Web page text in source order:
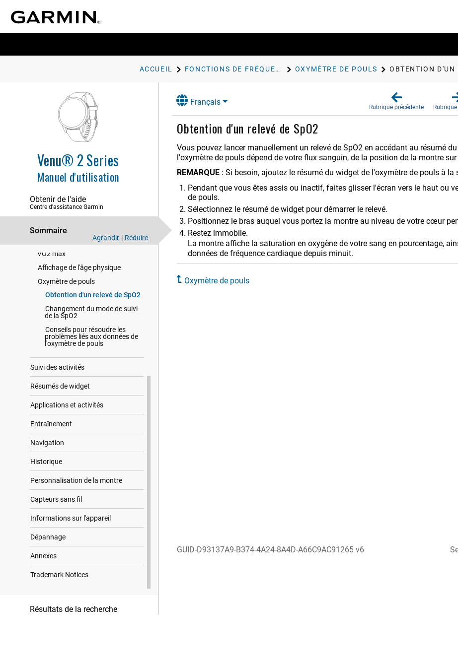
ACCUEIL FONCTIONS DE FRÉQUENCE CARDIAQUE OXYMÈTRE DE POULS OBTENTION D'UN
Venu® 2 Series
Manuel d'utilisation
Obtenir de l'aide
Centre d'assistance Garmin
Sommaire
Agrandir | Réduire
Commandes
Fonctions de suivi et de sécurité
Profil utilisateur
Fonctions de fréquence cardiaque
A propos des zones de fréquence
cardiaque
A propos des estimations de la
VO2 max
Affichage de l'âge physique
Oxymètre de pouls
Obtention d'un relevé de SpO2
Changement du mode de suivi
de la SpO2
Conseils pour résoudre les
problèmes liés aux données de
l'oxymètre de pouls
Suivi des activités
Résumés de widget
Applications et activités
Entraînement
Navigation
Historique
Personnalisation de la montre
Capteurs sans fil
Informations sur l'appareil
Dépannage
Annexes
Trademark Notices
Résultats de la recherche
Français
Rubrique précédente
Obtention d'un relevé de SpO2
Vous pouvez lancer manuellement un relevé de SpO2 en accédant au résumé
l'oxymètre de pouls dépend de votre flux sanguin, de la position de la montre
REMARQUE : Si besoin, ajoutez le résumé du widget de l'oxymètre de pouls à la
Pendant que vous êtes assis ou inactif, faites glisser l'écran vers le haut ou
de pouls.
Sélectionnez le résumé de widget pour démarrer le relevé.
Positionnez le bras auquel vous portez la montre au niveau de votre cœur
Restez immobile.
La montre affiche la saturation en oxygène de votre sang en pourcentage,
données de fréquence cardiaque depuis minuit.
Oxymètre de pouls
GUID-D93137A9-B374-4A24-8A4D-A66C9AC91265 v6